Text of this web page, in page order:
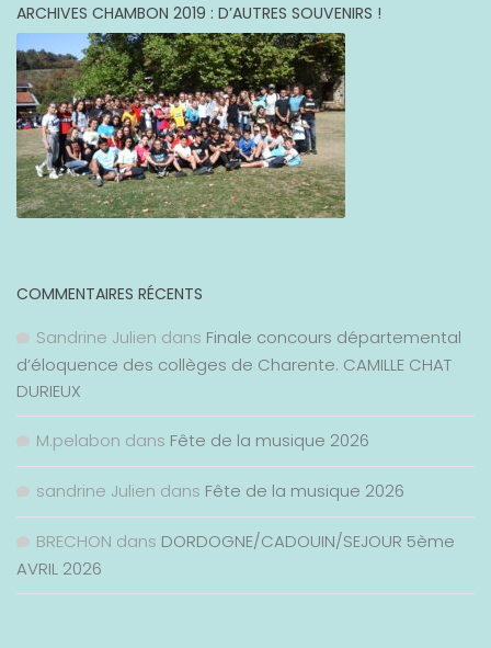
ARCHIVES CHAMBON 2019 : D’AUTRES SOUVENIRS !
COMMENTAIRES RÉCENTS
Sandrine Julien dans Finale concours départemental
d’éloquence des collèges de Charente. CAMILLE CHAT
DURIEUX
M.pelabon dans Fête de la musique 2026
sandrine Julien dans Fête de la musique 2026
BRECHON dans DORDOGNE/CADOUIN/SEJOUR 5ème
AVRIL 2026